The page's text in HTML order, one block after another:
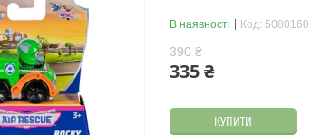
В наявності Код: 5080160
390 ₴
335 ₴
КУПИТИ